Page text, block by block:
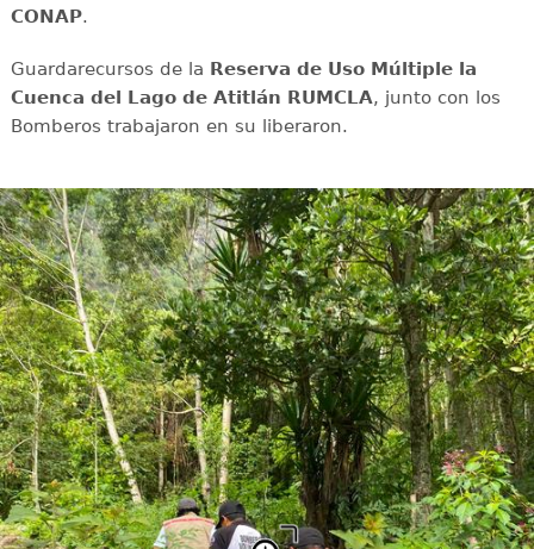
CONAP.
Guardarecursos de la Reserva de Uso Múltiple la
Cuenca del Lago de Atitlán RUMCLA, junto con los
Bomberos trabajaron en su liberaron.